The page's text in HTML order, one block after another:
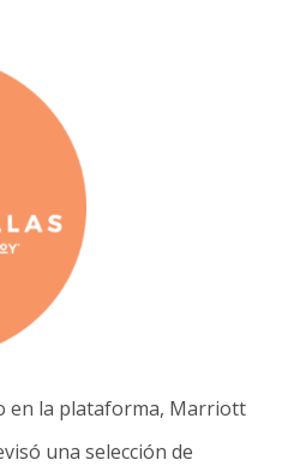
en la plataforma, Marriott
una selección de